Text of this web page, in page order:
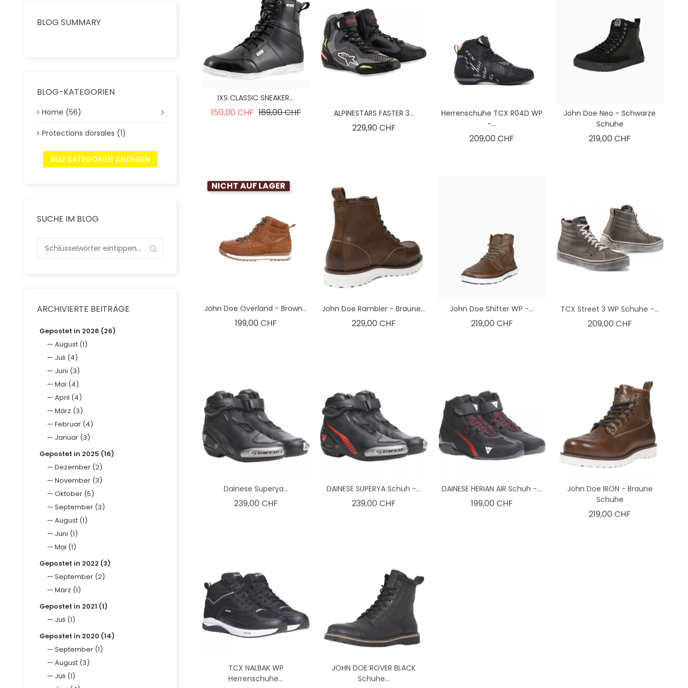
BLOG SUMMARY
BLOG-KATEGORIEN
Home (56)
Protections dorsales (1)
ALLE KATEGORIEN ANZEIGEN
SUCHE IM BLOG
ARCHIVIERTE BEITRÄGE
Gepostet in 2026 (26)
August (1)
Juli (4)
Juni (3)
Mai (4)
April (4)
März (3)
Februar (4)
Januar (3)
Gepostet in 2025 (16)
Dezember (2)
November (3)
Oktober (5)
September (3)
August (1)
Juni (1)
Mai (1)
Gepostet in 2022 (3)
September (2)
März (1)
Gepostet in 2021 (1)
Juli (1)
Gepostet in 2020 (14)
September (1)
August (3)
Juli (1)
IXS CLASSIC SNEAKER...
150,00 CHF Verkaufspreis
169,00 CHFPreis ALPINESTARS FASTER 3...
229,90 CHFPreis
Herrenschuhe TCX R04D WP
-...
209,00 CHF
John Doe Neo - Schwarze
Schuhe
219,00 CHF
NICHT AUF LAGER
John Doe Overland - Brown...
199,00 CHFPreis
John Doe Rambler - Braune...
229,00 CHF
John Doe Shifter WP -...
219,00 CHFPreis
TCX Street 3 WP Schuhe -...
209,00 CHFPreis
Dainese Superya...
239,00 CHFPreis
DAINESE SUPERYA Schuh -...
239,00 CHF
DAINESE HERIAN AIR Schuh -...
199,00 CHFPreis
John Doe IRON - Braune
Schuhe
219,00 CHF
TCX NALBAK WP
Herrenschuhe...
JOHN DOE ROVER BLACK
Schuhe...